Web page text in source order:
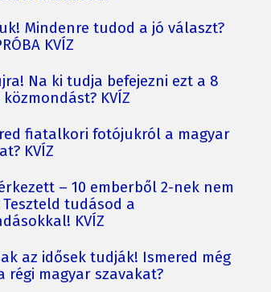
Mindenre tudod a jó választ?
KVÍZ
Na ki tudja befejezni ezt a 8
KVÍZ
fiatalkori fotójukról a magyar
KVÍZ
– 10 emberből 2-nek nem
tudásod a
KVÍZ
az idősek tudják! Ismered még
régi magyar szavakat?